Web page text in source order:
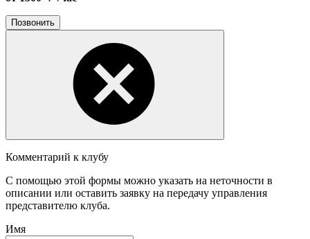
Позвонить
Комментарий к клубу
С помощью этой формы можно указать на неточности в
описании или оставить заявку на передачу управления
представителю клуба.
Имя